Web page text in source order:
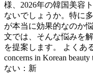
様、2026年の韓国美容
ないでしょうか。特に
が本当に効果的なのか
文では、そんな悩みを
を提案します。 よくあ
concerns in Korean
ない：新